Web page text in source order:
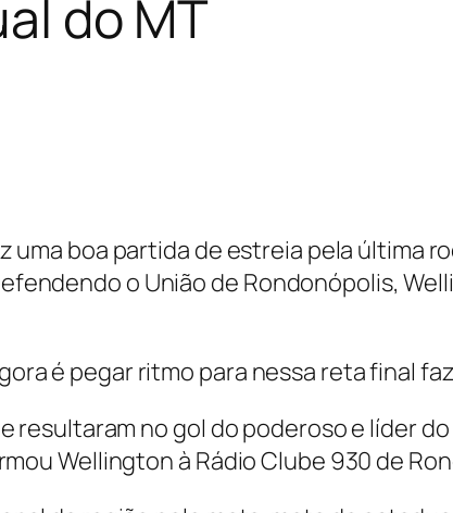
do MT
boa partida de estreia pela última
o União de Rondonópolis,
é pegar ritmo para nessa reta final
resultaram no gol do poderoso e líder
Wellington à Rádio Clube 930 de